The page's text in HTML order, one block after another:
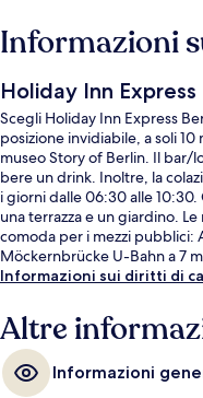
Informazioni
Holiday Inn
Scegli Holiday Inn Express
posizione invidiabile, a soli
museo Story of Berlin. Il bar/
bere un drink. Inoltre, la
i giorni dalle 06:30 alle
una terrazza e un giardino.
comoda per i mezzi pubblici:
Möckernbrücke U-Bahn a 7
Informazioni sui diritti di
Altre
Informazioni